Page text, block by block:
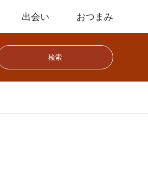
出会い おつまみ